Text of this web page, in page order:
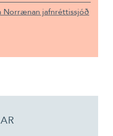
Norrænan jafnréttissjóð